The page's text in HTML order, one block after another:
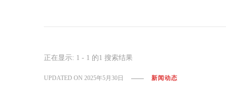
正在显示: 1 - 1 的1 搜索结果
UPDATED ON2025年5月30日 新闻动态